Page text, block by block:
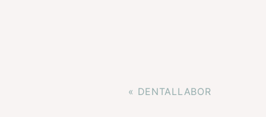
« DENTAL­LABOR